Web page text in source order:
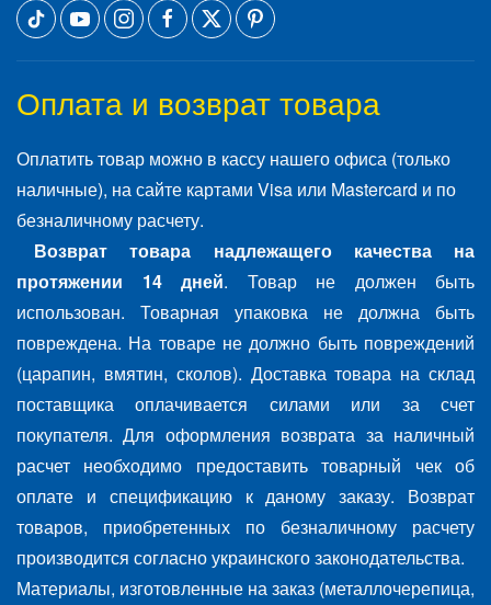
Оплата и возврат товара
Оплатить товар можно в кассу нашего офиса (только
наличные), на сайте картами Visa или Mastercard и по
безналичному расчету.
Возврат товара надлежащего качества на
протяжении 14 дней. Товар не должен быть
использован. Товарная упаковка не должна быть
повреждена. На товаре не должно быть повреждений
(царапин, вмятин, сколов). Доставка товара на склад
поставщика оплачивается силами или за счет
покупателя. Для оформления возврата за наличный
расчет необходимо предоставить товарный чек об
оплате и спецификацию к даному заказу. Возврат
товаров, приобретенных по безналичному расчету
производится согласно украинского законодательства.
Материалы, изготовленные на заказ (металлочерепица,